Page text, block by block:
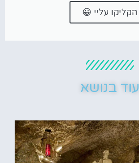
הקליקו עליי 😀
עוד בנושא